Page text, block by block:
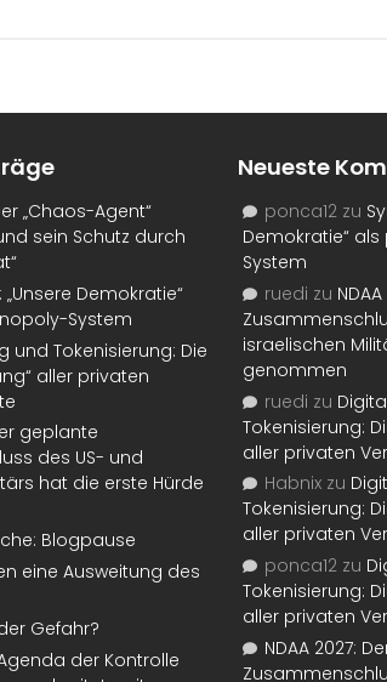
„Chaos-Agent“
sein Schutz durch
Demokratie“
System
und Tokenisierung: Die
aller privaten
geplante
des US- und
hat die erste Hürde
Blogpause
eine Ausweitung des
Gefahr?
der Kontrolle
Neueste
ponca12 zu
Demokratie“
System
ruedi zu
israelischen
genommen
ruedi zu
Tokenisierung:
aller privaten
Habnix zu
Tokenisierung:
aller privaten
ponca12 zu
Tokenisierung:
aller privaten
NDAA 2027: